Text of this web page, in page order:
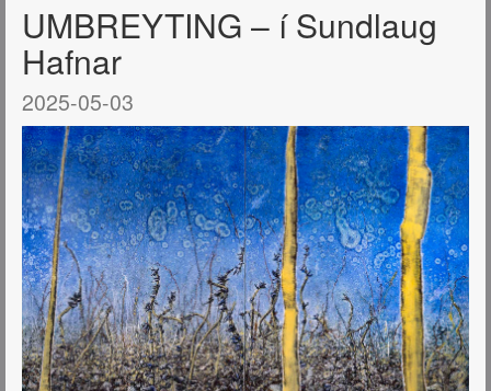
Hágæða prent af málverkum mínum eru nú í boði í tveimur
stærðum: 40x50 cm. og 50x70 cm.
Öll þau málverk sem birtast hér á síðunni má útfæra sem
prentaðar útgáfur og fá sendar hvert sem er í heiminum.
Sjá verð og nánari
upplýsingarhttps://tryggvadottir.com/is/publication/27/
UMBREYTING – í Sundlaug
Hafnar
2025-05-03